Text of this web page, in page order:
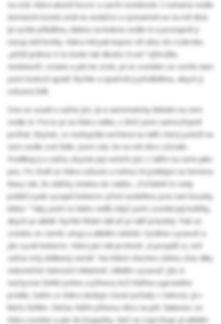
na stůl. Klára ukončí hovor a zavře notebook. S nohama vedle
domácích botek sedí na sedačce a významně se na mě dívá.
Já rychle přiběhnu, kleknu na kolena vedle ní a postupně jí
nazuji obě botky. Klára mě pak kopne vší silou do rozkroku.
„Ještě jednou ti to bude tak dlouho trvat“ Výhružku
nedokončí, vstane a jde ke stolu. Já se zvedám ze země, kam
jsem bolestí upadl. Rychle a opatrně ji předběhnu, abych jí
odsunul židli.
Ona se usadí a začne jíst. Já si automaticky klekám na zem
vedle ní. Porce je na Kláru velká, s čímž jsem samozřejmě
počítal. Zbytek, co nedojedla nechává na talíři, který položí na
zem vedle své židle. Jsem rád, že na mě něco zůstalo.
Poděkuji jí a začnu zbytek její večeře jíst z talíře na zemi jako
pes. Po chvílí se Klára odsune a nohou mi poklepe na temeno
hlavy tak, že obličej otisknu do salátu. „Pořádně to tady
pokliď a pak vysaješ koberec před sedačkou jsou tam kousky
bláta.“ Taky jsem to bláto viděl, když jsem zvedal její lodičky,
abych je uklidil. Rychle hltám dál až je talíř prázdný. Pak se
zvednu ze země, umyji a uklidím nádobí. Vytáhnu vysavač a
jdu vysát koberec. Klára jen tak prohodí: „A pospěš si, než
začne můj oblíbený seriál.“ Na štěstí všechno stihnu včas díky
nekonečné televizní reklamně. Uklidím vysavač. Jdu si
nachystat žehlící prkno a přinesu koš Klářina vypraného
prádla. Zatím co Klára sleduje různé pořady v televizi, já v
kleče žehlím. Občas Kláře přinesu něco na pití. Nakonec se
Klára zvedne a jde do koupelny. Než se osprchuje já uklidím